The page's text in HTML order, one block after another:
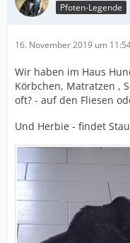
Pfoten-Legende
16. November 2019 um
Wir haben im Haus
Körbchen, Matratzen ,
oft? - auf den Fliesen
Und Herbie - findet